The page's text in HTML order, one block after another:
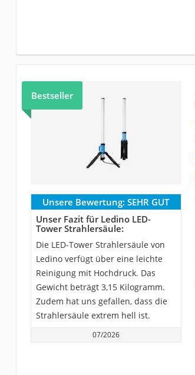
Bestseller
Unsere Bewertung: SEHR GUT
Unser Fazit für Ledino LED-
Tower Strahlersäule:
Die LED-Tower Strahlersäule von
Ledino verfügt über eine leichte
Reinigung mit Hochdruck. Das
Gewicht beträgt 3,15 Kilogramm.
Zudem hat uns gefallen, dass die
Strahlersäule extrem hell ist.
07/2026